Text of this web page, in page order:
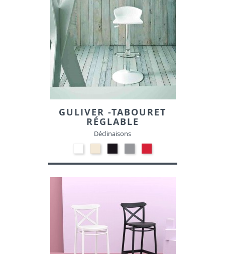
GULIVER -TABOURET
RÉGLABLE
Déclinaisons
-
Blanc
00
-
Beige
01
-
Noir
10
-
Gris
clair
-
Rouge